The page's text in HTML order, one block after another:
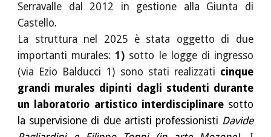
Serravalle dal 2012 in gestione alla Giunta di
Castello.
La struttura nel 2025 è stata oggetto di due
importanti murales:1) sotto le logge di ingresso
(via Ezio Balducci 1) sono stati realizzati cinque
grandi murales dipinti dagli studenti durante
un laboratorio artistico interdisciplinare sotto
la supervisione di due artisti professionisti Davide